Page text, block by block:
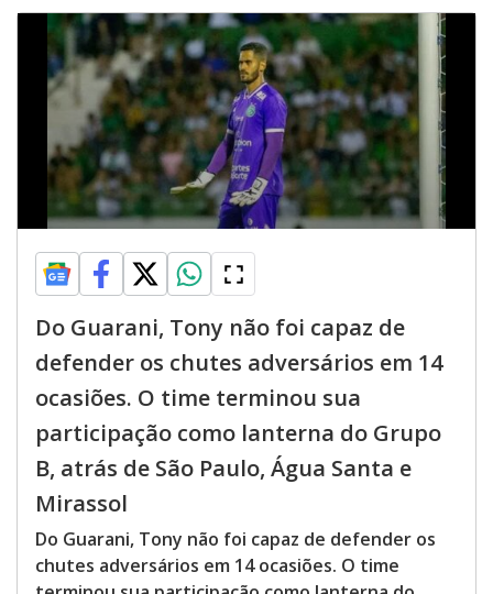
Do Guarani, Tony não foi capaz de
defender os chutes adversários em 14
ocasiões. O time terminou sua
participação como lanterna do Grupo
B, atrás de São Paulo, Água Santa e
Mirassol
Do Guarani, Tony não foi capaz de defender os
chutes adversários em 14 ocasiões. O time